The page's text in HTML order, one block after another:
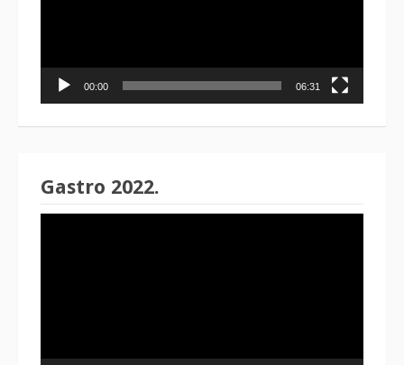
00:00 06:31
Gastro 2022.